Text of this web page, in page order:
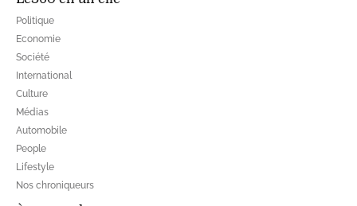
Politique
Economie
Société
International
Culture
Médias
Automobile
People
Lifestyle
Nos chroniqueurs